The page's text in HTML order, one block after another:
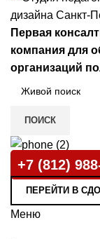
Первая
компания для
организаций
ПОИСК
+7 (812)
ПЕРЕЙТИ В СДО
Меню